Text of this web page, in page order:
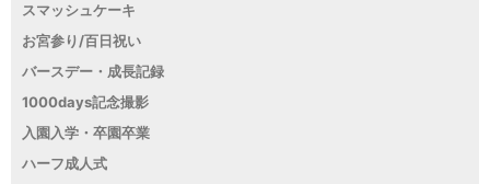
スマッシュケーキ
お宮参り/百日祝い
バースデー・成長記録
1000days記念撮影
入園入学・卒園卒業
ハーフ成人式